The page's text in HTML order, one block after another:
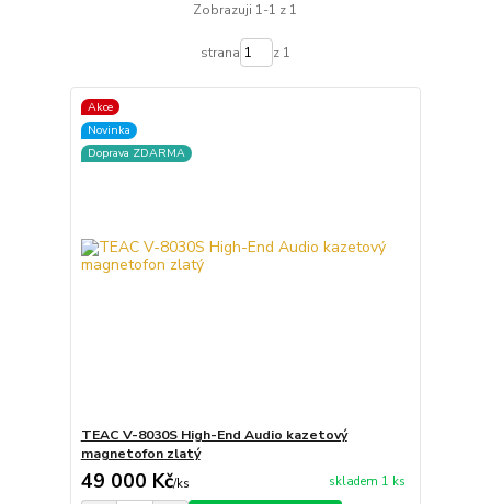
Zobrazuji 1-1 z 1
strana z 1
Akce
Novinka
Doprava ZDARMA
TEAC V-8030S High-End Audio kazetový
magnetofon zlatý
49 000 Kč/ks skladem 1 ks